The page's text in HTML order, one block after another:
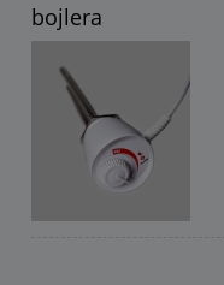
bojlera